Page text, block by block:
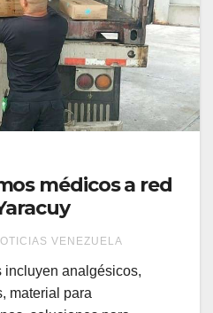
médicos a red
VENEZUELA
incluyen analgésicos,
material para